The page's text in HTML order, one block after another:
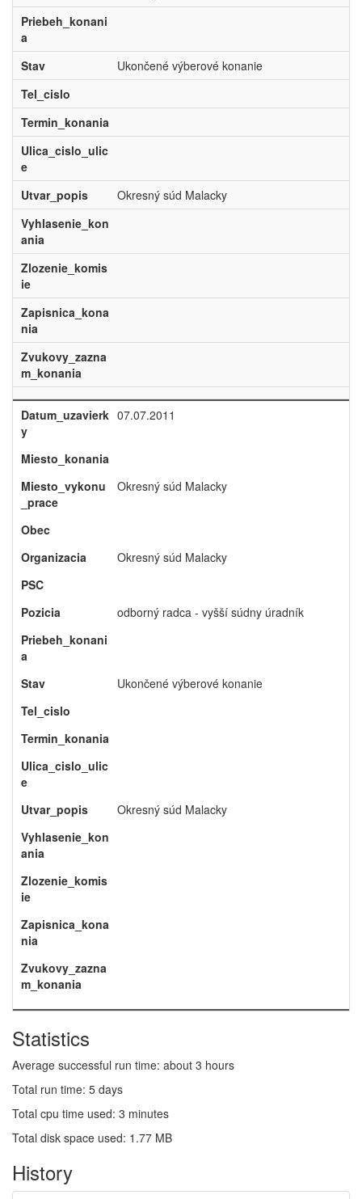
Priebeh_konani
a
Stav
Ukončené výberové konanie
Tel_cislo
Termin_konania
Ulica_cislo_ulic
e
Utvar_popis
Okresný súd Malacky
Vyhlasenie_kon
ania
Zlozenie_komis
ie
Zapisnica_kona
nia
Zvukovy_zazna
m_konania
Datum_uzavierk
y
07.07.2011
Miesto_konania
Miesto_vykonu
_prace
Okresný súd Malacky
Obec
Organizacia
Okresný súd Malacky
PSC
Pozicia
odborný radca - vyšší súdny úradník
Priebeh_konani
a
Stav
Ukončené výberové konanie
Tel_cislo
Termin_konania
Ulica_cislo_ulic
e
Utvar_popis
Okresný súd Malacky
Vyhlasenie_kon
ania
Zlozenie_komis
ie
Zapisnica_kona
nia
Zvukovy_zazna
m_konania
Statistics
Average successful run time: about 3 hours
Total run time: 5 days
Total cpu time used: 3 minutes
Total disk space used: 1.77 MB
History